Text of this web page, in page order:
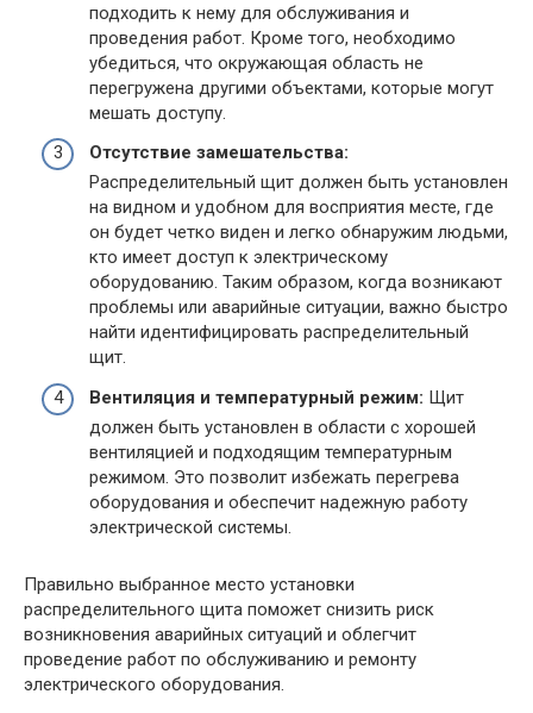
подходить к нему для обслуживания и
проведения работ. Кроме того, необходимо
убедиться, что окружающая область не
перегружена другими объектами, которые могут
мешать доступу.
Отсутствие замешательства:
Распределительный щит должен быть установлен
на видном и удобном для восприятия месте, где
он будет четко виден и легко обнаружим людьми,
кто имеет доступ к электрическому
оборудованию. Таким образом, когда возникают
проблемы или аварийные ситуации, важно быстро
найти идентифицировать распределительный
щит.
Вентиляция и температурный режим: Щит
должен быть установлен в области с хорошей
вентиляцией и подходящим температурным
режимом. Это позволит избежать перегрева
оборудования и обеспечит надежную работу
электрической системы.
Правильно выбранное место установки
распределительного щита поможет снизить риск
возникновения аварийных ситуаций и облегчит
проведение работ по обслуживанию и ремонту
электрического оборудования.